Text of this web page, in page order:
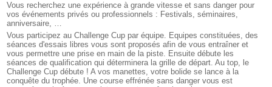
Vous recherchez une expérience à grande vitesse et sans danger pour
vos événements privés ou professionnels : Festivals, séminaires,
anniversaire, …
Vous participez au Challenge Cup par équipe. Equipes constituées, des
séances d'essais libres vous sont proposés afin de vous entraîner et
vous permettre une prise en main de la piste. Ensuite débute les
séances de qualification qui déterminera la grille de départ. Au top, le
Challenge Cup débute ! A vos manettes, votre bolide se lance à la
conquête du trophée. Une course effrénée sans danger vous est